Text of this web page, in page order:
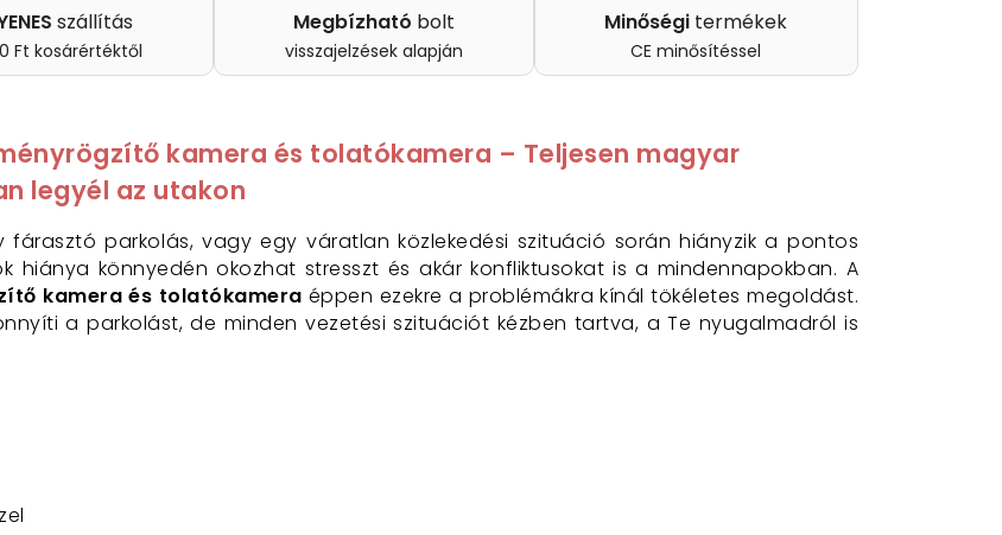
szállítás
Ft kosárértéktől
Megbízható bolt
visszajelzések alapján
Minőségi termékek
CE minősítéssel
kamera és tolatókamera – Teljesen magyar
legyél az utakon
fárasztó parkolás, vagy egy váratlan közlekedési szituáció során hiányzik a pontos
hiánya könnyedén okozhat stresszt és akár konfliktusokat is a mindennapokban. A
kamera és tolatókamera éppen ezekre a problémákra kínál tökéletes megoldást.
a parkolást, de minden vezetési szituációt kézben tartva, a Te nyugalmadról is